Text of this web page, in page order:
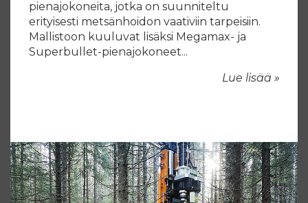
pienajokoneita, jotka on suunniteltu
erityisesti metsänhoidon vaativiin tarpeisiin.
Mallistoon kuuluvat lisäksi Megamax- ja
Superbullet-pienajokoneet...
Lue lisää »